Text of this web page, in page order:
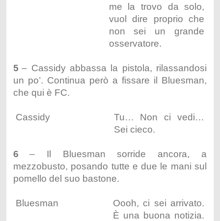
me la trovo da solo,
vuol dire proprio che
non sei un grande
osservatore.
5 – Cassidy abbassa la pistola, rilassandosi
un po’. Continua però a fissare il Bluesman,
che qui è FC.
Cassidy
Tu… Non ci vedi…
Sei cieco.
6
– Il Bluesman sorride ancora, a
mezzobusto, posando tutte e due le mani sul
pomello del suo bastone.
Bluesman
Oooh, ci sei arrivato.
È una buona notizia.